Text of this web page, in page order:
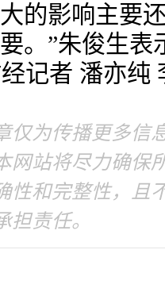
的影响主要
。”朱俊生表
记者 潘亦纯
为传播更多信
网站将尽力确保
性和完整性，且
责任。